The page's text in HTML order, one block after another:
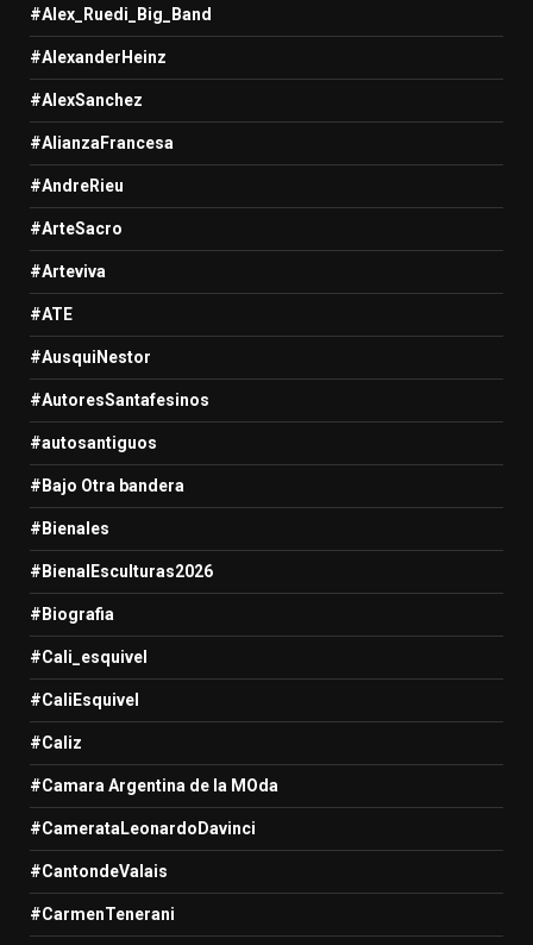
#Alex_Ruedi_Big_Band
#AlexanderHeinz
#AlexSanchez
#AlianzaFrancesa
#AndreRieu
#ArteSacro
#Arteviva
#ATE
#AusquiNestor
#AutoresSantafesinos
#autosantiguos
#Bajo Otra bandera
#Bienales
#BienalEsculturas2026
#Biografia
#Cali_esquivel
#CaliEsquivel
#Caliz
#Camara Argentina de la MOda
#CamerataLeonardoDavinci
#CantondeValais
#CarmenTenerani